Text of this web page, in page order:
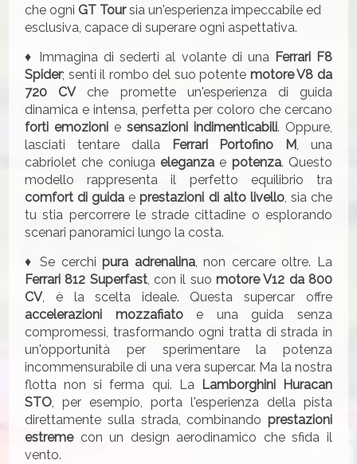
che ogni GT Toursia un'esperienza impeccabile ed
esclusiva, capace di superare ogni aspettativa.
♦ Immagina di sederti al volante di una Ferrari F8
Spider; senti il rombo del suo potente motore V8 da
720 CV che promette un'esperienza di guida
dinamica e intensa, perfetta per coloro che cercano
forti emozioni e sensazioni indimenticabili. Oppure,
lasciati tentare dalla
Ferrari Portofino M, una
cabriolet che coniuga eleganza e potenza. Questo
modello rappresenta il perfetto equilibrio tra
comfort di guida eprestazioni di alto livello, sia che
tu stia percorrere le strade cittadine o esplorando
scenari panoramici lungo la costa.
♦ Se cerchipura adrenalina, non cercare oltre. La
Ferrari 812 Superfast, con il suo motore V12 da 800
CV, è la scelta ideale. Questa supercar offre
accelerazioni mozzafiatoe una guida senza
compromessi, trasformando ogni tratta di strada in
un'opportunità per sperimentare la potenza
incommensurabile di una vera supercar. Ma la nostra
flotta non si ferma qui. La
Lamborghini Huracan
STO, per esempio, porta l'esperienza della pista
direttamente sulla strada, combinando prestazioni
estremecon un design aerodinamico che sfida il
vento.